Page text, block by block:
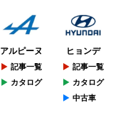
アルピーヌ
記事一覧
カタログ
ヒョンデ
記事一覧
カタログ
中古車